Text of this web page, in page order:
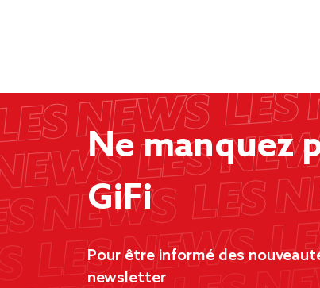
Ne manquez
GiFi
Pour être informé des
newsletter